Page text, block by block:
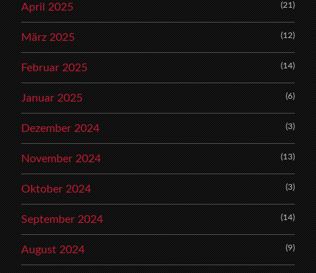
April 2025 (21)
März 2025 (12)
Februar 2025 (14)
Januar 2025 (6)
Dezember 2024 (3)
November 2024 (13)
Oktober 2024 (3)
September 2024 (14)
August 2024 (9)